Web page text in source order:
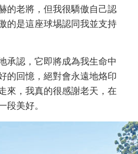
的老將，但我很驕傲自己認
的是這座球埸認同我並支持
承認，它即將成為我生命中
的回憶，絕對會永遠地烙印
來，我真的很感謝老天，在
段美好。